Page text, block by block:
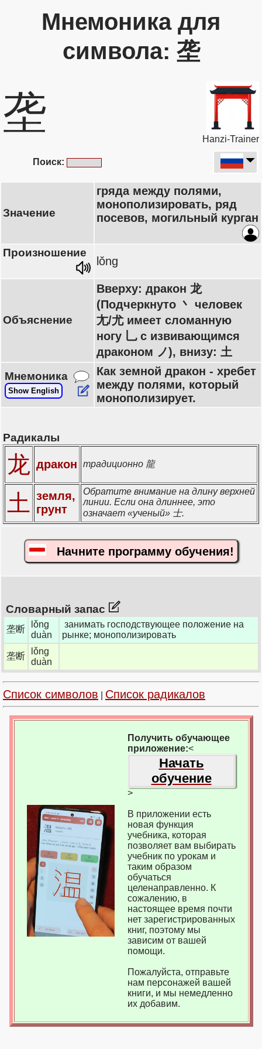
Мнемоника для
символа: 垄
垄
Hanzi-Trainer
Поиск:
Значение
гряда между полями,
монополизировать, ряд
посевов, могильный курган
Произношение
lǒng
Объяснение
Вверху: дракон 龙
(Подчеркнуто 丶 человек
尢/尤 имеет сломанную
ногу 乚 с извивающимся
драконом ノ), внизу: 土
Мнемоника
Show English
Как земной дракон - хребет
между полями, который
монополизирует.
Радикалы
龙 дракон традиционно 龍
土
земля,
грунт
Обратите внимание на длину верхней
линии. Если она длиннее, это
означает «ученый» 士.
Начните программу обучения!
Словарный запас
垄断
lǒng
duàn
занимать господствующее положение на
рынке; монополизировать
垄断
lǒng
duàn
Список символов Список радикалов
Получить обучающее
приложение:<
Начать
обучение
>
В приложении есть
новая функция
учебника, которая
позволяет вам выбирать
учебник по урокам и
таким образом
обучаться
целенаправленно. К
сожалению, в
настоящее время почти
нет зарегистрированных
книг, поэтому мы
зависим от вашей
помощи.
Пожалуйста, отправьте
нам персонажей вашей
книги, и мы немедленно
их добавим.